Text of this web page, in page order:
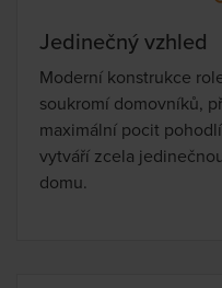
Jedinečný vzhled
Moderní konstrukce
soukromí domovníků,
maximální pocit
vytváří zcela
domu.